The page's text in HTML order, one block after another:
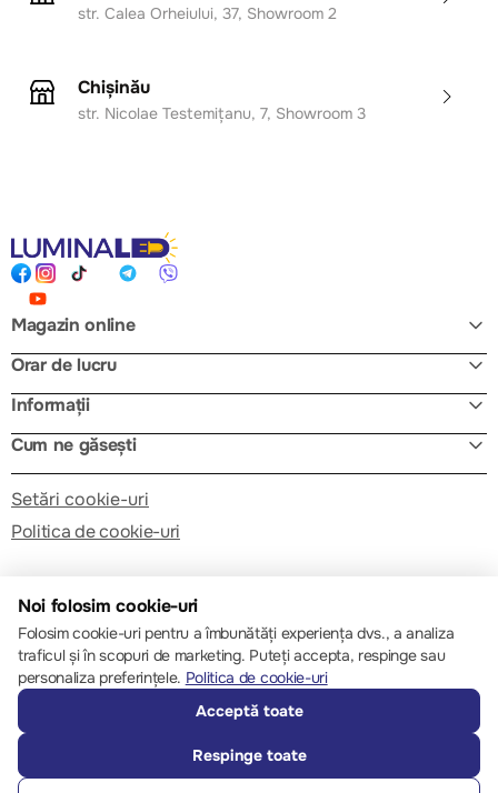
str. Calea Orheiului, 37, Showroom 2
Chișinău
str. Nicolae Testemițanu, 7, Showroom 3
Magazin online
Orar de lucru
Informații
Cum ne găsești
Setări cookie-uri
Politica de cookie-uri
© 2013 – 2026 ECOM
Noi folosim cookie-uri
Folosim cookie-uri pentru a îmbunătăți experiența dvs., a analiza
traficul și în scopuri de marketing. Puteți accepta, respinge sau
personaliza preferințele. Politica de cookie-uri
Acceptă toate
Respinge toate